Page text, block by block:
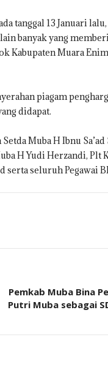
tanggal 13 Januari
banyak yang
Kabupaten Muara
piagam
didapat.
Muba H Ibnu Sa’ad
H Yudi Herzandi, Plt
serta seluruh Pegawai
Pemkab Muba Bina
Putri Muba sebagai